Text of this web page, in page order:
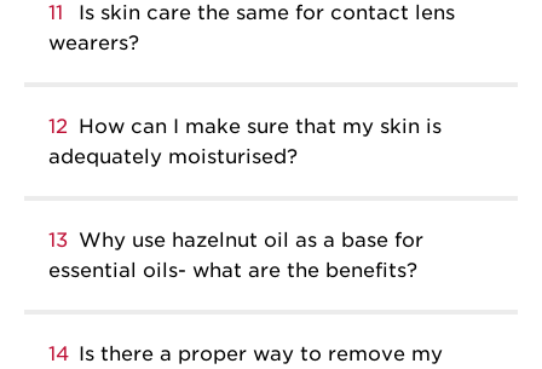
11
Is skin care the same for contact lens
wearers?
12 How can I make sure that my skin is
adequately moisturised?
13 Why use hazelnut oil as a base for
essential oils- what are the benefits?
14 Is there a proper way to remove my